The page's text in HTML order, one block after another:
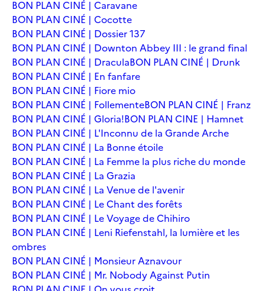
BON PLAN CINÉ | Caravane
BON PLAN CINÉ | Cocotte
BON PLAN CINÉ | Dossier 137
BON PLAN CINÉ | Downton Abbey III : le grand final
BON PLAN CINÉ | DraculaBON PLAN CINÉ | Drunk
BON PLAN CINÉ | En fanfare
BON PLAN CINÉ | Fiore mio
BON PLAN CINÉ | FollementeBON PLAN CINÉ | Franz
BON PLAN CINÉ | Gloria!BON PLAN CINE | Hamnet
BON PLAN CINÉ | L'Inconnu de la Grande Arche
BON PLAN CINÉ | La Bonne étoile
BON PLAN CINÉ | La Femme la plus riche du monde
BON PLAN CINÉ | La Grazia
BON PLAN CINÉ | La Venue de l'avenir
BON PLAN CINÉ | Le Chant des forêts
BON PLAN CINÉ | Le Voyage de Chihiro
BON PLAN CINÉ | Leni Riefenstahl, la lumière et les
ombres
BON PLAN CINÉ | Monsieur Aznavour
BON PLAN CINÉ | Mr. Nobody Against Putin